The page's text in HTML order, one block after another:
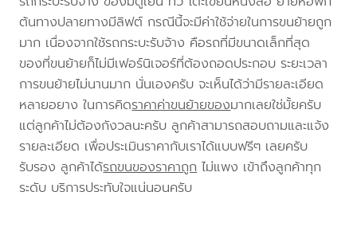
ต้นทางปลายทางมีลิฟต์ กรณีนี้จะมีค่าใช้จ่ายในการขนย้ายถูก
มาก เนื่องจากใช้รถกระบะรับจ้าง คือรถที่มีขนาดเล็กที่สุด
ของที่ขนย้ายก็ไม่มีเฟอร์นิเจอร์ที่ต้องถอดประกอบ ระยะเวลา
การขนย้ายไม่นานมาก นั่นเองครับ จะเห็นได้ว่ามีรายละเอียด
หลายอยาง ในการคิดราคาค่าขนย้ายของมากเลยใช่มั้ยครับ
แต่ลูกค้าไม่ต้องกังวลนะครับ ลูกค้าสามารถสอบถามและแจ้ง
รายละเอียด เพื่อประเมินราคากับเราได้แบบฟรีๆ เลยครับ
รับรอง ลูกค้าได้รถขนของราคาถูกไม่แพง เข้าถึงลูกค้าทุก
ระดับ บริการประทับใจแน่นอนครับ